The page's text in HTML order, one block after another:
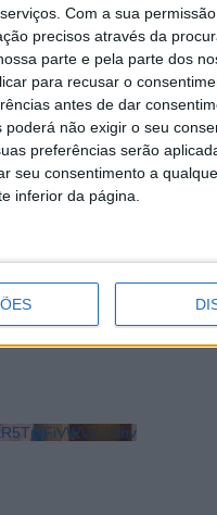
Com a sua
precisos através da
parte e pela parte dos
para recusar o
antes de dar
poderá não exigir o seu
preferências serão
seu consentimento a
inferior da página.